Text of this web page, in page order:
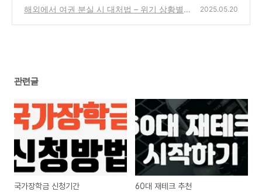
않는 2025 실전 가이드
(4)
해외에서 여권 분실 시 대처법 – 위기 상황별
2025.05.20
관련글
국가장학금 신청기간 60대 재테크 추천